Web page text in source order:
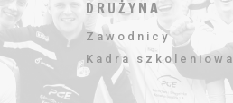
DRUŻYNA
Zawodnicy
Kadra szkoleniowa